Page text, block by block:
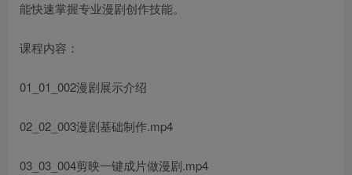
能快速掌握专业漫剧创作技能。
课程内容：
01_01_002漫剧展示介绍
02_02_003漫剧基础制作.mp4
03_03_004剪映一键成片做漫剧.mp4